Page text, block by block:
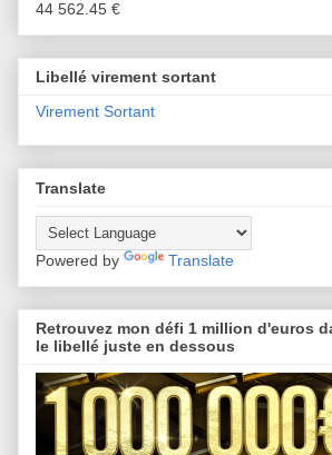
44 562.45 €
Libellé virement sortant
Virement Sortant
Translate
Powered by Translate
Retrouvez mon défi 1 million d'euros
le libellé juste en dessous